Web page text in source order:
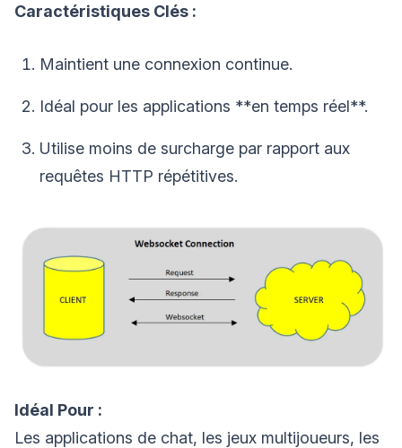
Caractéristiques Clés :
Maintient une connexion continue.
Idéal pour les applications **en temps réel**.
Utilise moins de surcharge par rapport aux
requêtes HTTP répétitives.
Idéal Pour :
Les applications de chat, les jeux multijoueurs, les